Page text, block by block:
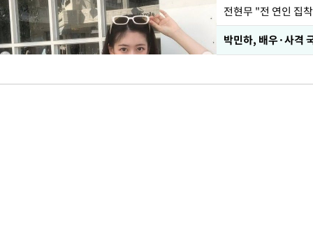
전현무 "전 연인 집
박민하, 배우·사격